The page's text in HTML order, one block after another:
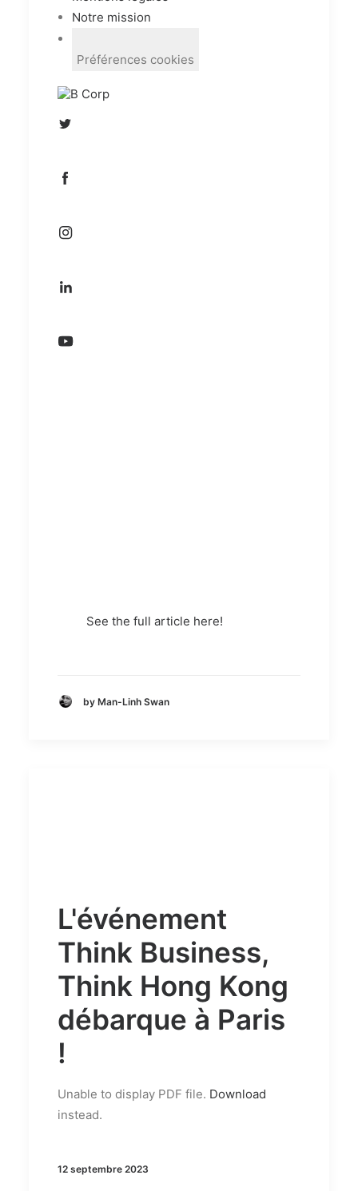
Notre mission
Préférences cookies
See the full article here!
by Man-Linh Swan
L'événement
Think Business,
Think Hong Kong
débarque à Paris
!
Unable to display PDF file. Download
instead.
12 septembre 2023